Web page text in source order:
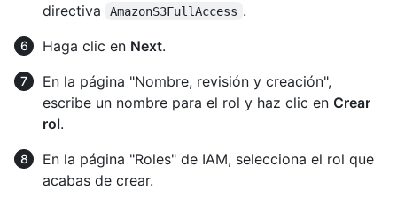
directiva
AmazonS3FullAccess .
Haga clic en Next.
En la página "Nombre, revisión y creación",
escribe un nombre para el rol y haz clic en Crear
rol.
En la página "Roles" de IAM, selecciona el rol que
acabas de crear.